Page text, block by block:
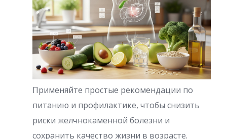
Применяйте простые рекомендации по
питанию и профилактике, чтобы снизить
риски желчнокаменной болезни и
сохранить качество жизни в возрасте.